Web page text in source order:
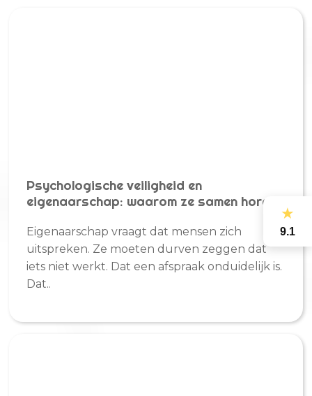
Psychologische veiligheid en
eigenaarschap: waarom ze samen horen
Eigenaarschap vraagt dat mensen zich
uitspreken. Ze moeten durven zeggen dat
iets niet werkt. Dat een afspraak onduidelijk is.
Dat..
★
9.1